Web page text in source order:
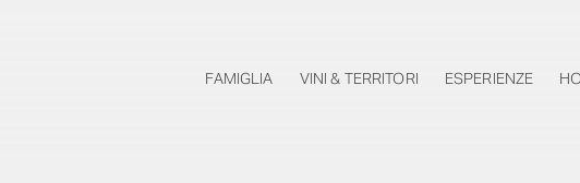
FAMIGLIA VINI & TERRITORI ESPERIENZE